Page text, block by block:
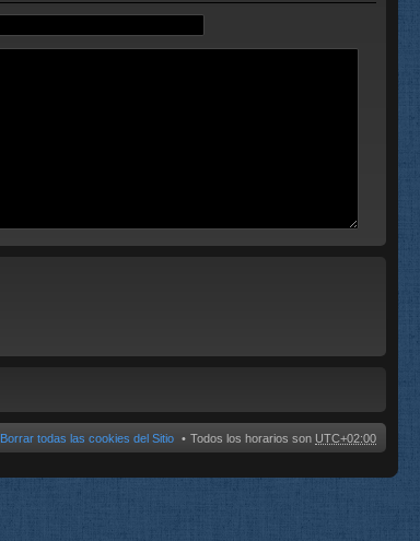
Todos los horarios son UTC+02:00
Borrar todas las cookies del Sitio